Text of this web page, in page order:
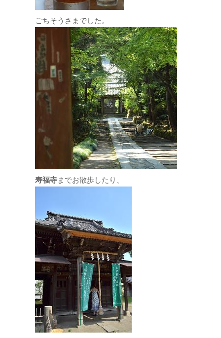
ごちそうさまでした。
寿福寺までお散歩したり、